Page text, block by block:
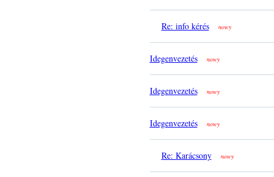
Re: info kérés nowy
Idegenvezetés nowy
Idegenvezetés nowy
Idegenvezetés nowy
Re: Karácsony nowy